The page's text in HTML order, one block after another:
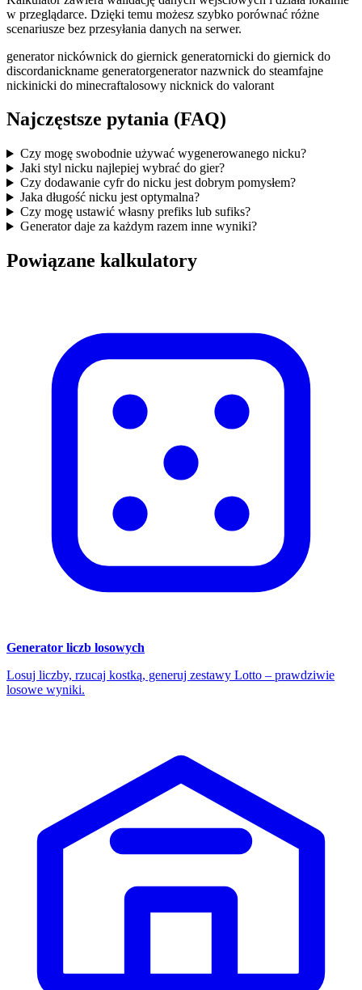
w przeglądarce. Dzięki temu możesz szybko porównać różne
scenariusze bez przesyłania danych na serwer.
generator nickównick do giernick generatornicki do giernick do
discordanickname generatorgenerator nazwnick do steamfajne
nickinicki do minecraftalosowy nicknick do valorant
Najczęstsze pytania (FAQ)
Czy mogę swobodnie używać wygenerowanego nicku?
Jaki styl nicku najlepiej wybrać do gier?
Czy dodawanie cyfr do nicku jest dobrym pomysłem?
Jaka długość nicku jest optymalna?
Czy mogę ustawić własny prefiks lub sufiks?
Generator daje za każdym razem inne wyniki?
Powiązane kalkulatory
Generator liczb losowych
Losuj liczby, rzucaj kostką, generuj zestawy Lotto – prawdziwie
losowe wyniki.